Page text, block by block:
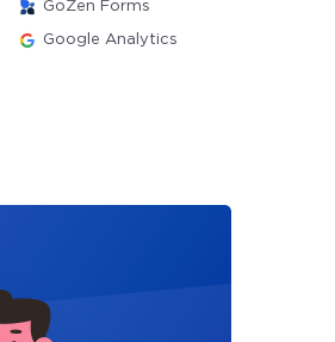
GoZen Forms
Google Analytics